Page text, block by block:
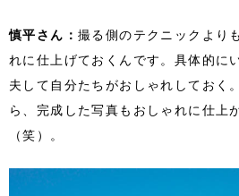
慎平さん： 撮る側のテクニックより
れに仕上げておくんです。具体的に
夫して自分たちがおしゃれしておく
ら、完成した写真もおしゃれに仕上
（笑）。